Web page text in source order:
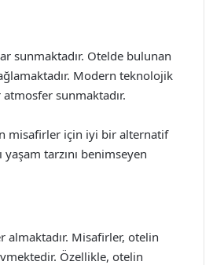
sunmaktadır. Otelde bulunan
Modern teknolojik
sunmaktadır.
misafirler için iyi bir alternatif
tarzını benimseyen
Misafirler, otelin
Özellikle, otelin